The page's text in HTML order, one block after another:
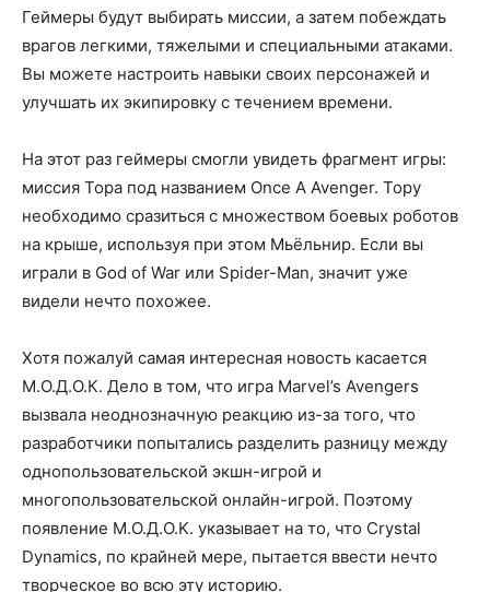
Геймеры будут выбирать миссии, а затем побеждать
врагов легкими, тяжелыми и специальными атаками.
Вы можете настроить навыки своих персонажей и
улучшать их экипировку с течением времени.
На этот раз геймеры смогли увидеть фрагмент игры:
миссия Тора под названием Once A Avenger. Тору
необходимо сразиться с множеством боевых роботов
на крыше, используя при этом Мьёльнир. Если вы
играли в God of War или Spider-Man, значит уже
видели нечто похожее.
Хотя пожалуй самая интересная новость касается
М.О.Д.О.К. Дело в том, что игра Marvel’s Avengers
вызвала неоднозначную реакцию из-за того, что
разработчики попытались разделить разницу между
однопользовательской экшн-игрой и
многопользовательской онлайн-игрой. Поэтому
появление M.O.Д.O.K. указывает на то, что Crystal
Dynamics, по крайней мере, пытается ввести нечто
творческое во всю эту историю.